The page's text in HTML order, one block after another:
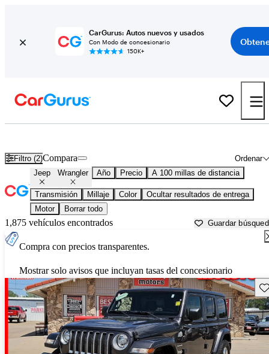
CarGurus: Autos nuevos y usados
Con Modo de concesionario
150K+
Filtro (2) Ordenar
Compara
Jeep Wrangler Año Precio A 100 millas de distancia
Transmisión Millaje Color
Ocultar resultados de entrega
Motor
Borrar todo
1,875 vehículos encontrados Guardar
Compra con precios transparentes.
Mostrar solo avisos que incluyan tasas del concesionario